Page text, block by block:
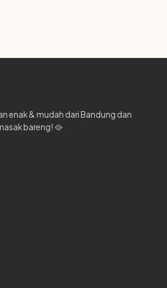
enak & mudah dari Bandung dan
bareng! 🥘